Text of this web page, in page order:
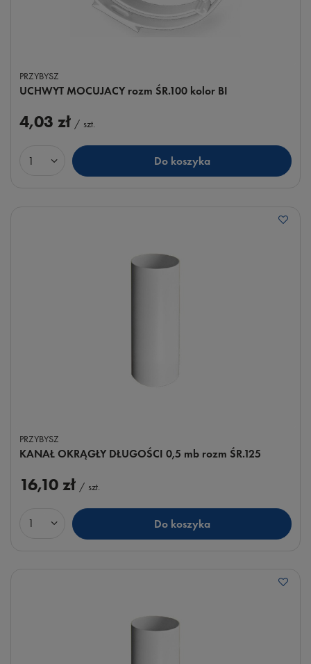
PRZYBYSZ
UCHWYT MOCUJACY rozm ŚR.100 kolor BI
4,03 zł / szt.
Ilość produktów Do koszyka
PRZYBYSZ
KANAŁ OKRĄGŁY DŁUGOŚCI 0,5 mb rozm ŚR.125
16,10 zł / szt.
Ilość produktów Do koszyka